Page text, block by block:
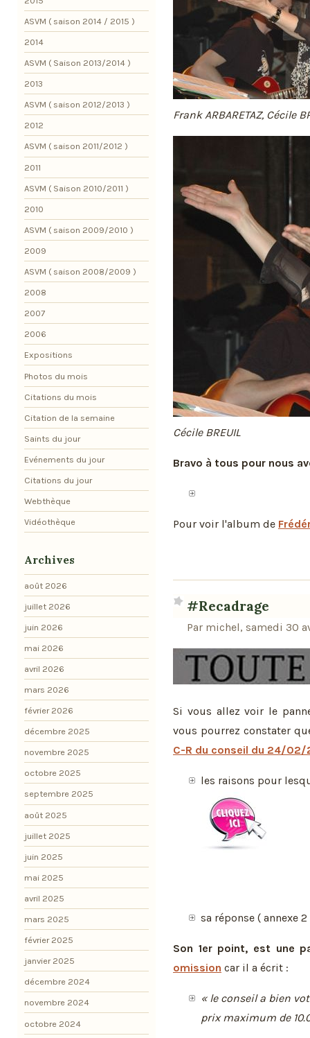
Frank ARBARETAZ, Cécile
Cécile BREUIL
Bravo à tous pour nous
Pour voir l'album de
#Recadrage
Par michel, samedi 30
Si vous allez voir le
vous pourrez constater
C-R du conseil du 24/02/
les raisons pour
sa réponse ( annexe
Son 1er point, est une
omission car il a écrit :
« le conseil a bien
prix maximum de
ASVM ( saison 2014 / 2015 )
2014
ASVM ( Saison 2013/2014 )
2013
ASVM ( saison 2012/2013 )
2012
ASVM ( saison 2011/2012 )
2011
ASVM ( Saison 2010/2011 )
2010
ASVM ( saison 2009/2010 )
2009
ASVM ( saison 2008/2009 )
2008
2007
2006
Expositions
Photos du mois
Citations du mois
Citation de la semaine
Saints du jour
Evénements du jour
Citations du jour
Webthèque
Vidéothèque
Archives
août 2026
juillet 2026
juin 2026
mai 2026
avril 2026
mars 2026
février 2026
décembre 2025
novembre 2025
octobre 2025
septembre 2025
août 2025
juillet 2025
juin 2025
mai 2025
avril 2025
mars 2025
février 2025
janvier 2025
décembre 2024
novembre 2024
octobre 2024